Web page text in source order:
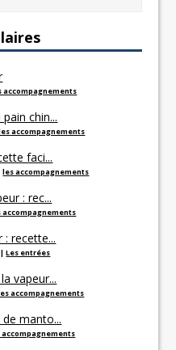
accompagnements
chin...
accompagnements
faci...
les accompagnements
: rec...
accompagnements
recette...
|Les entrées
vapeur...
accompagnements
manto...
accompagnements